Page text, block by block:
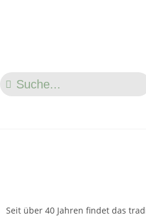
Seit über 40 Jahren findet das